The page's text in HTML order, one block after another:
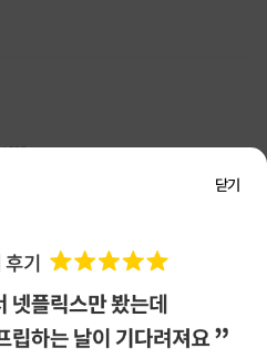
닫기
니다.
래를 위해 현금 결제 시, 저희 사이트에서 가입한
확인